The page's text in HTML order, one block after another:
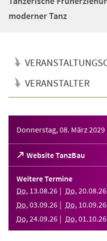
moderner Tanz
VERANSTALTER
Donnerstag, 08. März 2029
Website TanzBau
(Öffnet
in
einem
neuen
Tab)
Weitere Termine
Do, 13.08.26 Do, 20.08.26
Do, 03.09.26 Do, 10.09.26
Do, 24.09.26 Do, 01 .10.26